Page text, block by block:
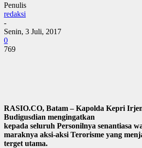
Penulis
redaksi
-
Senin, 3 Juli, 2017
0
769
RASIO.CO, Batam – Kapolda Kepri
Budigusdian mengingatkan
kepada seluruh Personilnya senantiasa
maraknya aksi-aksi Terorisme yang
terget utama.